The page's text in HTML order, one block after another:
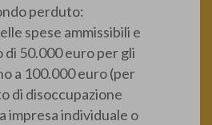
perduto:
spese ammissibili e
di 50.000 euro per gli
a 100.000 euro (per
di disoccupazione
impresa individuale o